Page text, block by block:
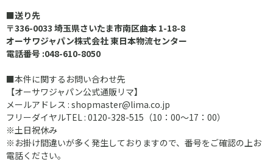
■送り先
〒336-0033 埼玉県さいたま市南区曲本 1-18-8
オーサワジャパン株式会社 東日本物流センター
電話番号 :048-610-8050
■本件に関するお問い合わせ先
【オーサワジャパン公式通販リマ】
メールアドレス : shopmaster@lima.co.jp
フリーダイヤルTEL : 0120-328-515（10：00～17：00）
※土日祝休み
※お掛け間違いが多く発生しておりますので、番号をご確認の上お
電話ください。